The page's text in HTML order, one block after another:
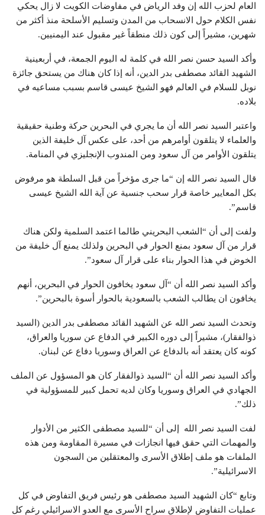
العام لحزب الله إن وفد الرياض في مفاوضات الكويت لا زال يحكي
نفس الكلام حول الانسحاب من المدن وتسليم الأسلحة منذ أكثر من
شهرين، مشيراً إلى كون ذلك منطقاً غير مقبول عند اليمنيين.
وأكد السيد حسن نصر الله في كلمة له اليوم الجمعة، في أربعينية
الشهيد القائد مصطفى بدر الدين، أنه إذا كان هناك من يستحق جائزة
نوبل للسلام في العالم فهو الشيخ عيسى قاسم بسبب مساعيه في
بلاده.
واعتبر السيد نصر الله أن ما يجري في البحرين حركة وطنية حقيقية
والعلماء لا يتلقون أوامرهم من أحد، على عكس آل خليفة الذين
يتلقون الأوامر من آل سعود ومن المندوب الإنجليزي في المنامة.
قال السيد نصر الله إن “ما جرى مؤخراً من قبل السلطة هو مرفوض
بكل المعايير خاصة قرار سحب جنسية عن آية الله الشيخ عيسى
قاسم”.
ولفت إلى أن “الشعب البحريني طالما اعتمد السلمية ولكن هناك
قرار من آل سعود بمنع الحوار في البحرين ولذلك يمنع آل خليفة من
الخوض في هذا الحوار بناء على قرار آل سعود”.
وأكد السيد نصر الله أن “آل سعود يخافون الحوار في البحرين، أنهم
يخافون ان يطالب الشعب بالسعودية بالحوار أسوة بالبحرين”.
وتحدث السيد نصر الله عن الشهيد القائد مصطفى بدر الدين (السيد
ذوالفقار)، مشيراً إلى دوره الكبير في الدفاع عن سوريا والعراق،
كونه كان يعتقد أنه بالدفاع عن العراق وسوريا دفاع عن لبنان.
وأكد السيد نصر الله أن “السيد ذوالفقار كان هو المسؤول عن الملف
الجهادي في العراق وسوريا وكان لديه تحمل كبير للمسؤولية في
ذلك”.
لفت السيد نصر الله إلى أن “للسيد مصطفى الكثير من الأدوار
والمهمات التي حقق فيها انجازات في مسيرة المقاومة ومن هذه
الملفات هو ملف إطلاق الأسرى والمعتقلين من السجون
الاسرائيلية”.
وتابع “كان الشهيد السيد مصطفى هو رئيس فريق التفاوض في كل
عمليات التفاوض لإطلاق سراح الأسرى مع العدو الاسرائيلي رغم كل